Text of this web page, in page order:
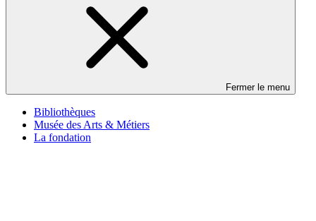
Fermer le menu
Bibliothèques
Musée des Arts & Métiers
La fondation